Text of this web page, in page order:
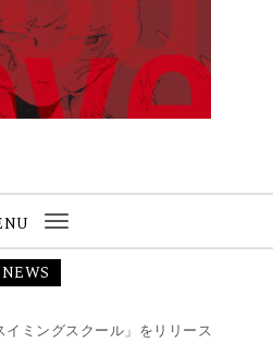
Toggle
NEWS
グスクール」をリリース & 自主企画